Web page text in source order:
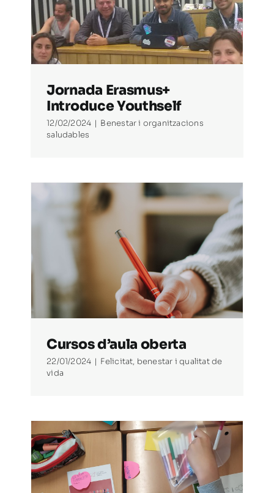
Jornada Erasmus+
Introduce Youthself
12/02/2024 | Benestar i organitzacions
saludables
Cursos d’aula oberta
22/01/2024 | Felicitat, benestar i qualitat de
vida